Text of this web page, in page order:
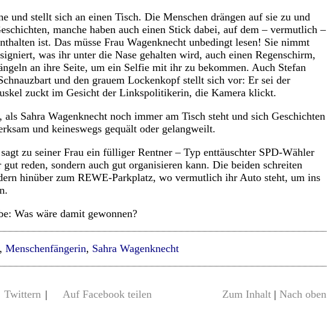
und stellt sich an einen Tisch. Die Menschen drängen auf sie zu und
manche haben auch einen Stick dabei, auf dem – vermutlich –
ist. Das müsse Frau Wagenknecht unbedingt lesen! Sie nimmt
was ihr unter die Nase gehalten wird, auch einen Regenschirm,
an ihre Seite, um ein Selfie mit ihr zu bekommen. Auch Stefan
und den grauem Lockenkopf stellt sich vor: Er sei der
zuckt im Gesicht der Linkspolitikerin, die Kamera klickt.
Sahra Wagenknecht noch immer am Tisch steht und sich Geschichten
und keineswegs gequält oder gelangweilt.
zu seiner Frau ein fülliger Rentner – Typ enttäuschter SPD-Wähler
reden, sondern auch gut organisieren kann. Die beiden schreiten
hinüber zum REWE-Parkplatz, wo vermutlich ihr Auto steht, um ins
Was wäre damit gewonnen?
, Menschenfängerin, Sahra Wagenknecht
Twittern | Auf Facebook teilen Zum Inhalt | Nach oben